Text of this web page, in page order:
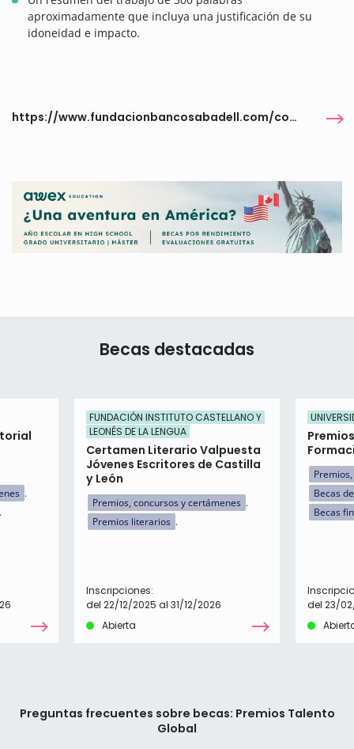
aproximadamente que incluya una justificación de su
idoneidad e impacto.
https://www.fundacionbancosabadell.com/convocatorias/premios/
Becas destacadas
FUNDACIÓN INSTITUTO CASTELLANO Y
LEONÉS DE LA LENGUA
Certamen Literario Valpuesta
Jóvenes Escritores de Castilla
y León
Premios, concursos y certámenes
Premios literarios
Inscripciones:
del 22/12/2025 al 31/12/2026
Abierta
Becas
Becas
del 23/
Preguntas frecuentes sobre becas: Premios Talento
Global